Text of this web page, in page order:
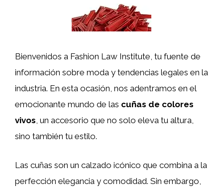
Bienvenidos a Fashion Law Institute, tu fuente de
información sobre moda y tendencias legales en la
industria. En esta ocasión, nos adentramos en el
emocionante mundo de las cuñas de colores
vivos, un accesorio que no solo eleva tu altura,
sino también tu estilo.
Las cuñas son un calzado icónico que combina a la
perfección elegancia y comodidad. Sin embargo,